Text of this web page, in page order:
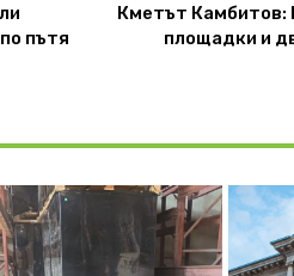
пътя
Кметът Камбитов:
площадки и